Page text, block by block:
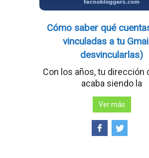
Cómo saber qué
vinculadas a tu
desvincularlas)
Con los años, tu dirección
acaba siendo la
Ver más